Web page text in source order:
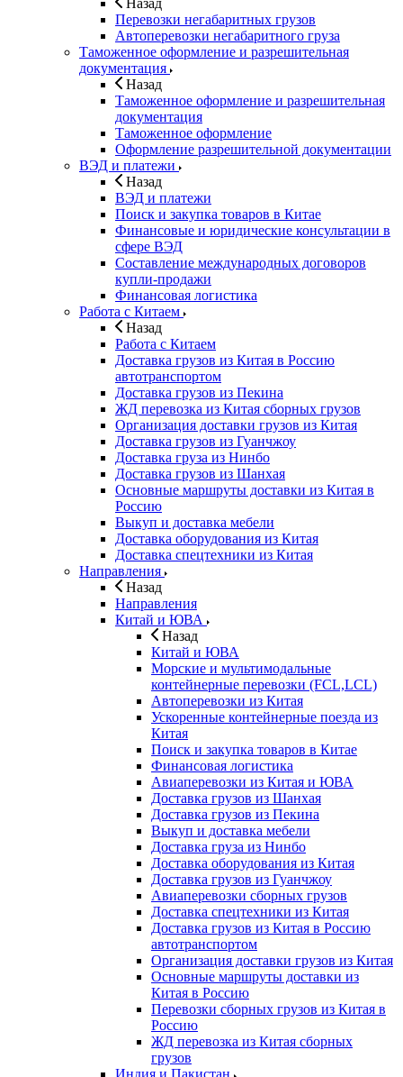
Назад
Перевозки негабаритных грузов
Автоперевозки негабаритного груза
Таможенное оформление и разрешительная
документация
Назад
Таможенное оформление и разрешительная
документация
Таможенное оформление
Оформление разрешительной документации
ВЭД и платежи
Назад
ВЭД и платежи
Поиск и закупка товаров в Китае
Финансовые и юридические консультации в
сфере ВЭД
Составление международных договоров
купли-продажи
Финансовая логистика
Работа с Китаем
Назад
Работа с Китаем
Доставка грузов из Китая в Россию
автотранспортом
Доставка грузов из Пекина
ЖД перевозка из Китая сборных грузов
Организация доставки грузов из Китая
Доставка грузов из Гуанчжоу
Доставка груза из Нинбо
Доставка грузов из Шанхая
Основные маршруты доставки из Китая в
Россию
Выкуп и доставка мебели
Доставка оборудования из Китая
Доставка спецтехники из Китая
Направления
Назад
Направления
Китай и ЮВА
Назад
Китай и ЮВА
Морские и мультимодальные
контейнерные перевозки (FCL,LCL)
Автоперевозки из Китая
Ускоренные контейнерные поезда из
Китая
Поиск и закупка товаров в Китае
Финансовая логистика
Авиаперевозки из Китая и ЮВА
Доставка грузов из Шанхая
Доставка грузов из Пекина
Выкуп и доставка мебели
Доставка груза из Нинбо
Доставка оборудования из Китая
Доставка грузов из Гуанчжоу
Авиаперевозки сборных грузов
Доставка спецтехники из Китая
Доставка грузов из Китая в Россию
автотранспортом
Организация доставки грузов из Китая
Основные маршруты доставки из
Китая в Россию
Перевозки сборных грузов из Китая в
Россию
ЖД перевозка из Китая сборных
грузов
Индия и Пакистан